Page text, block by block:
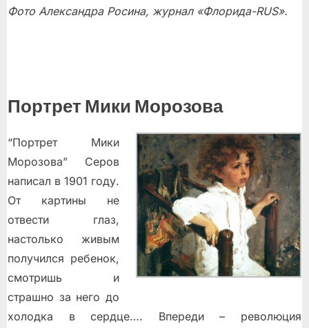
Фото Александра Росина, журнал «Флорида-RUS».
Портрет Мики Морозова
“Портрет Мики
Морозова” Серов
написал в 1901 году.
От картины не
отвести глаз,
настолько живым
получился ребенок,
смотришь и
страшно за него до
холодка в сердце…. Впереди – революция